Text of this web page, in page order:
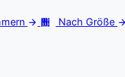
Nach Größe